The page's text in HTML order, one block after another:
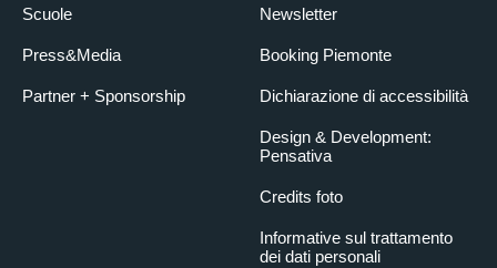
Scuole
Press&Media
Partner + Sponsorship
Newsletter
Booking Piemonte
Dichiarazione di accessibilità
Design & Development:
Pensativa
Credits foto
Informative sul trattamento
dei dati personali